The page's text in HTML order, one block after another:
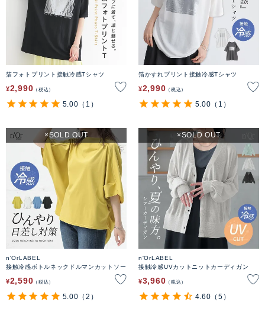
箔フォトプリント接触冷感Tシャツ
¥2,990 税込
5.00 （1）
箔かすれプリント接触冷感Tシャツ
¥2,990 税込
5.00 （1）
n'OrLABEL
接触冷感ボトルネックドルマンカットソー
¥2,590 税込
SOLD OUT
5.00 （2）
n'OrLABEL
接触冷感UVカットニットカーディガン
¥3,960 税込
SOLD OUT
4.60 （5）